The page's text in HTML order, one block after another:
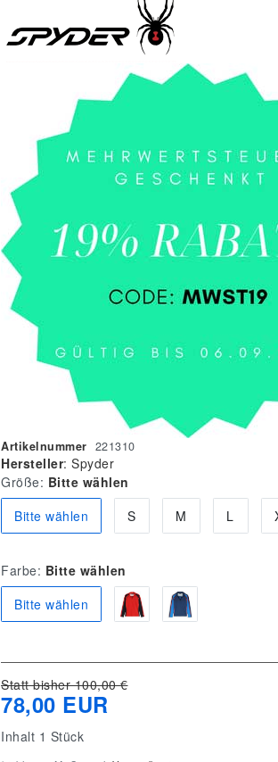
Artikelnummer 221310
Hersteller: Spyder
Größe: Bitte wählen
Bitte wählen
S M L
Farbe: Bitte wählen
Bitte wählen
Statt bisher 100,00 €
78,00 EUR
Inhalt 1 Stück